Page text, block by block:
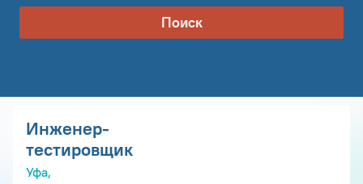
Поиск
Инженер-
тестировщик
Уфа,